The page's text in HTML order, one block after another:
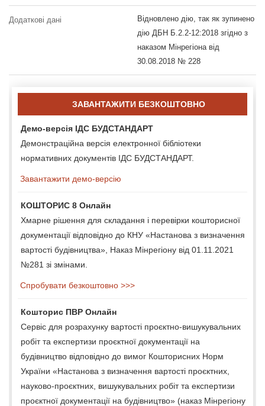
Додаткові дані
Відновлено дію, так як зупинено
дію ДБН Б.2.2-12:2018 згідно з
наказом Мінрегіона від
30.08.2018 № 228
ЗАВАНТАЖИТИ БЕЗКОШТОВНО
Демо-версія ІДС БУДСТАНДАРТ
Демонстраційна версія електронної бібліотеки
нормативних документів ІДС БУДСТАНДАРТ.
Завантажити демо-версію
КОШТОРИС 8 Онлайн
Хмарне рішення для складання і перевірки кошторисної
документації відповідно до КНУ «Настанова з визначення
вартості будівництва», Наказ Мінрегіону від 01.11.2021
№281 зі змінами.
Спробувати безкоштовно >>>
Кошторис ПВР Онлайн
Сервіс для розрахунку вартості проєктно-вишукувальних
робіт та експертизи проєктної документації на
будівництво відповідно до вимог Кошторисних Норм
України «Настанова з визначення вартості проєктних,
науково-проєктних, вишукувальних робіт та експертизи
проєктної документації на будівництво» (наказ Мінрегіону